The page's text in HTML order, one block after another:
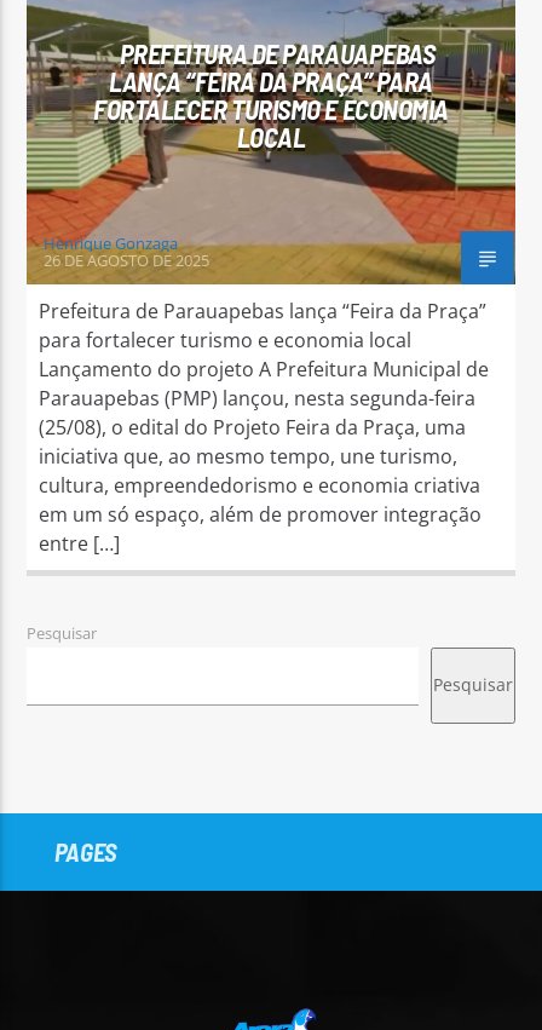
Arara Azul FM
PREFEITURA DE PARAUAPEBAS
LANÇA “FEIRA DA PRAÇA” PARA
FORTALECER TURISMO E ECONOMIA
LOCAL
Henrique Gonzaga
26 DE AGOSTO DE 2025
Prefeitura de Parauapebas lança “Feira da Praça”
para fortalecer turismo e economia local
Lançamento do projeto A Prefeitura Municipal de
Parauapebas (PMP) lançou, nesta segunda-feira
(25/08), o edital do Projeto Feira da Praça, uma
iniciativa que, ao mesmo tempo, une turismo,
cultura, empreendedorismo e economia criativa
em um só espaço, além de promover integração
entre […]
Pesquisar
Pesquisar
PAGES